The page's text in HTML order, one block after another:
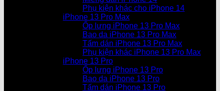
Phụ kiện khác cho iPhone 14
iPhone 13 Pro Max
Ốp lưng iPhone 13 Pro Max
Bao da iPhone 13 Pro Max
Tấm dán iPhone 13 Pro Max
Phụ kiện khác iPhone 13 Pro Max
iPhone 13 Pro
Ốp lưng iPhone 13 Pro
Bao da iPhone 13 Pro
Tấm dán iPhone 13 Pro